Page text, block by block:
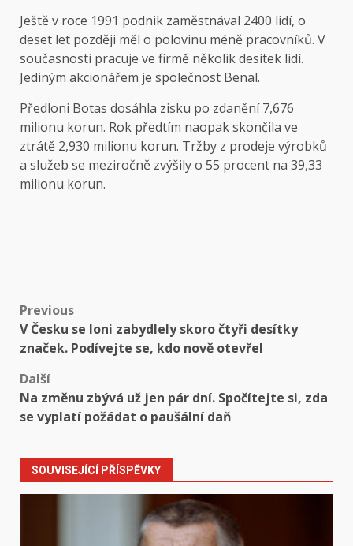
Ještě v roce 1991 podnik zaměstnával 2400 lidí, o
deset let později měl o polovinu méně pracovníků. V
současnosti pracuje ve firmě několik desítek lidí.
Jediným akcionářem je společnost Benal.
Předloni Botas dosáhla zisku po zdanění 7,676
milionu korun. Rok předtím naopak skončila ve
ztrátě 2,930 milionu korun. Tržby z prodeje výrobků
a služeb se meziročně zvýšily o 55 procent na 39,33
milionu korun.
Post
navigation
Previous
V Česku se loni zabydlely skoro čtyři desítky
značek. Podívejte se, kdo nově otevřel
Další
Na změnu zbývá už jen pár dní. Spočítejte si, zda
se vyplatí požádat o paušální daň
SOUVISEJÍCÍ PŘÍSPĚVKY